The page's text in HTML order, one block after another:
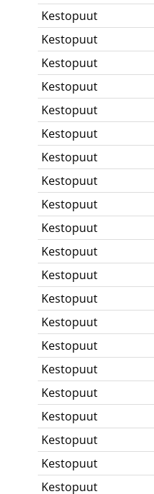
Kestopuut
Kestopuut
Kestopuut
Kestopuut
Kestopuut
Kestopuut
Kestopuut
Kestopuut
Kestopuut
Kestopuut
Kestopuut
Kestopuut
Kestopuut
Kestopuut
Kestopuut
Kestopuut
Kestopuut
Kestopuut
Kestopuut
Kestopuut
Kestopuut